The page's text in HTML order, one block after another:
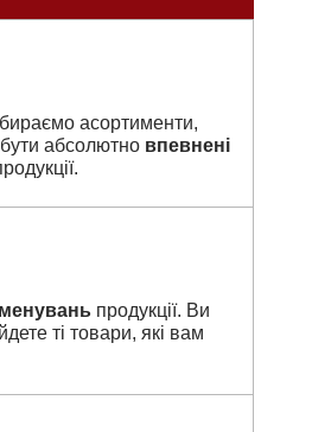
асортименти,
абсолютно впевнені
продукції. Ви
ті товари, які вам